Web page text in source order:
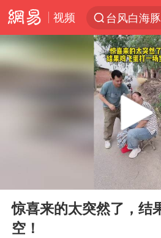
视频
泉州市委
多地严查
中医教你
Play
惊喜来的太突然了，结
空！